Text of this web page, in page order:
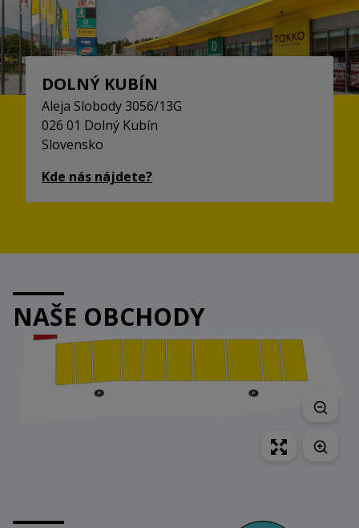
DOLNÝ KUBÍN
Aleja Slobody 3056/13G
026 01 Dolný Kubín
Slovensko
Kde nás nájdete?
NAŠE OBCHODY